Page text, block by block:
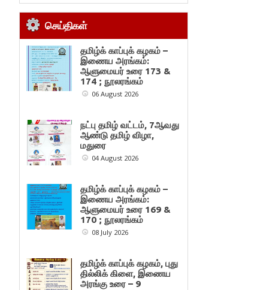
செய்திகள்
தமிழ்க் காப்புக் கழகம் –
இணைய அரங்கம்:
ஆளுமையர் உரை 173 &
174 ; நூலரங்கம்
06 August 2026
நட்பு தமிழ் வட்டம், 7ஆவது
ஆண்டு தமிழ் விழா,
மதுரை
04 August 2026
தமிழ்க் காப்புக் கழகம் –
இணைய அரங்கம்:
ஆளுமையர் உரை 169 &
170 ; நூலரங்கம்
08 July 2026
தமிழ்க் காப்புக் கழகம், புது
தில்லிக் கிளை, இணைய
அரங்கு உரை – 9